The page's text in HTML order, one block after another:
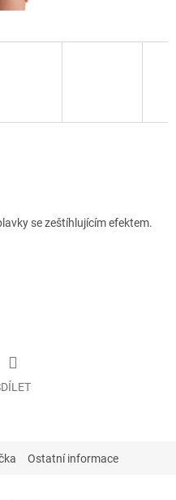
se zeštíhlujícím efektem.
Ostatní informace